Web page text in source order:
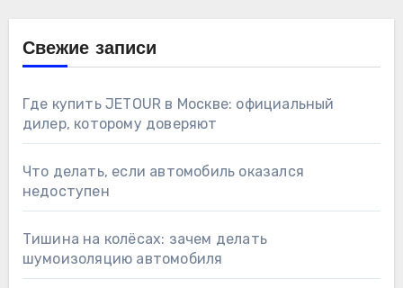
Свежие записи
Где купить JETOUR в Москве: официальный
дилер, которому доверяют
Что делать, если автомобиль оказался
недоступен
Тишина на колёсах: зачем делать
шумоизоляцию автомобиля